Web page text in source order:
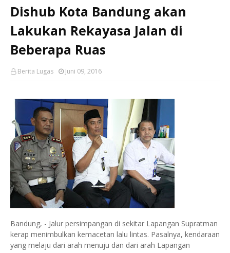
Dishub Kota Bandung akan
Lakukan Rekayasa Jalan di
Beberapa Ruas
Berita Lugas Juni 09, 2016
Bandung, - Jalur persimpangan di sekitar Lapangan Supratman
kerap menimbulkan kemacetan lalu lintas. Pasalnya, kendaraan
yang melaju dari arah menuju dan dari arah Lapangan